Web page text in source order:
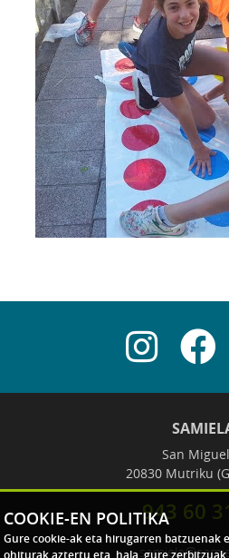
San
20830 Mutriku
943 60
COOKIE-EN POLITIKA
Gure cookie-ak eta hirugarren batzuenak
ohiturak aztertu eta, hala, gure zerbitzuak